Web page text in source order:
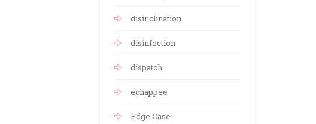
disinclination
disinfection
dispatch
echappee
Edge Case